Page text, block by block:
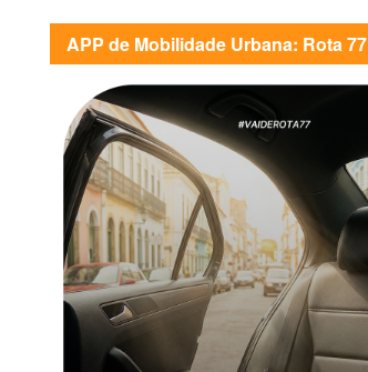
APP de Mobilidade Urbana: Rota 77